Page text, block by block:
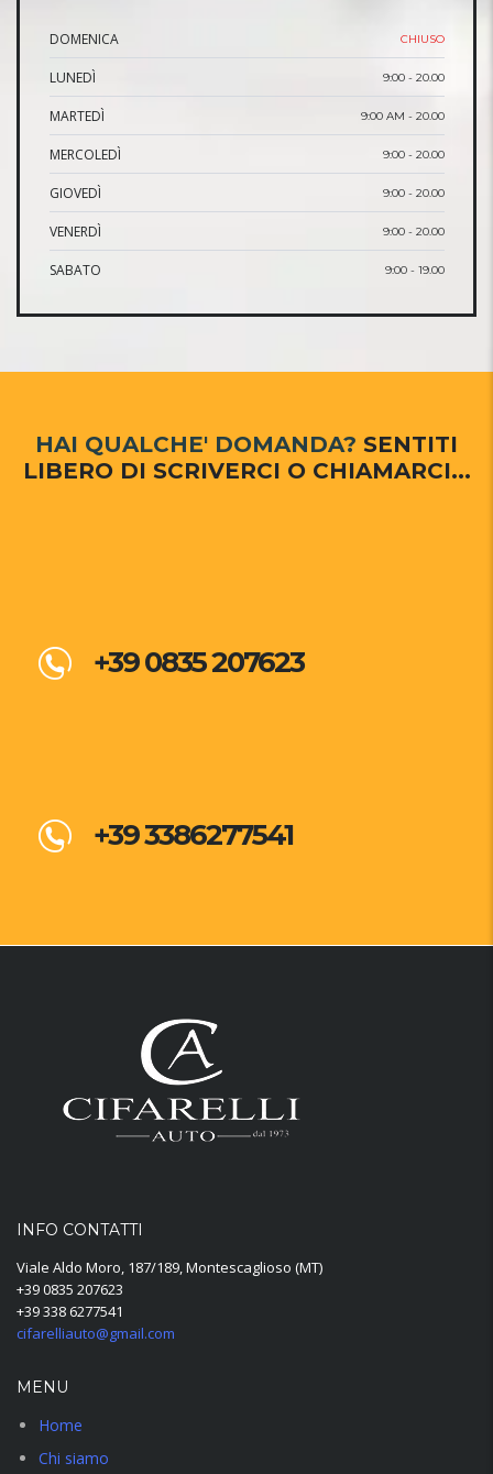
DOMENICA CHIUSO
LUNEDÌ 9:00 - 20.00
MARTEDÌ 9:00 AM - 20.00
MERCOLEDÌ 9:00 - 20.00
GIOVEDÌ 9:00 - 20.00
VENERDÌ 9:00 - 20.00
SABATO 9:00 - 19.00
HAI QUALCHE' DOMANDA? SENTITI
LIBERO DI SCRIVERCI O CHIAMARCI...
+39 0835 207623
+39 3386277541
INFO CONTATTI
Viale Aldo Moro, 187/189, Montescaglioso (MT)
+39 0835 207623
+39 338 6277541
cifarelliauto@gmail.com
MENU
Home
Chi siamo